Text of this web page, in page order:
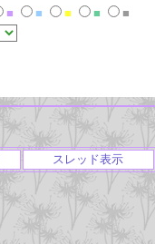
■ ■ ■ ■
■
スレッド表示